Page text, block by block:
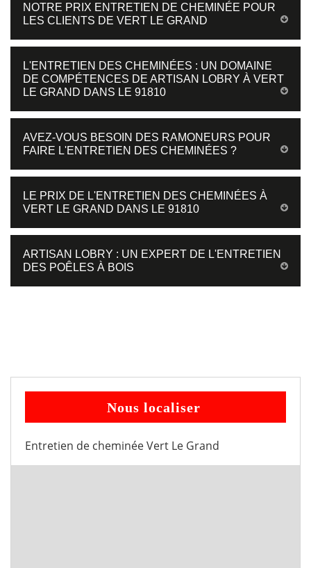
NOTRE PRIX ENTRETIEN DE CHEMINÉE POUR
LES CLIENTS DE VERT LE GRAND
L'ENTRETIEN DES CHEMINÉES : UN DOMAINE
DE COMPÉTENCES DE ARTISAN LOBRY À VERT
LE GRAND DANS LE 91810
AVEZ-VOUS BESOIN DES RAMONEURS POUR
FAIRE L'ENTRETIEN DES CHEMINÉES ?
LE PRIX DE L'ENTRETIEN DES CHEMINÉES À
VERT LE GRAND DANS LE 91810
ARTISAN LOBRY : UN EXPERT DE L'ENTRETIEN
DES POÊLES À BOIS
Nous localiser
Entretien de cheminée Vert Le Grand